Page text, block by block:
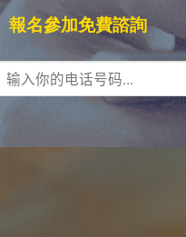
報名參加免費諮詢